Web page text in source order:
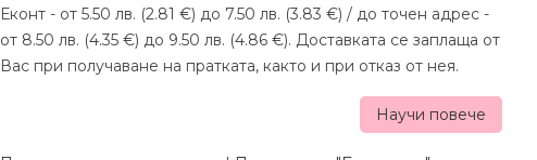
Еконт - от 5.50 лв. (2.81 €) до 7.50 лв. (3.83 €) / до точен адрес -
от 8.50 лв. (4.35 €) до 9.50 лв. (4.86 €). Доставката се заплаща от
Вас при получаване на пратката, както и при отказ от нея.
Научи повече